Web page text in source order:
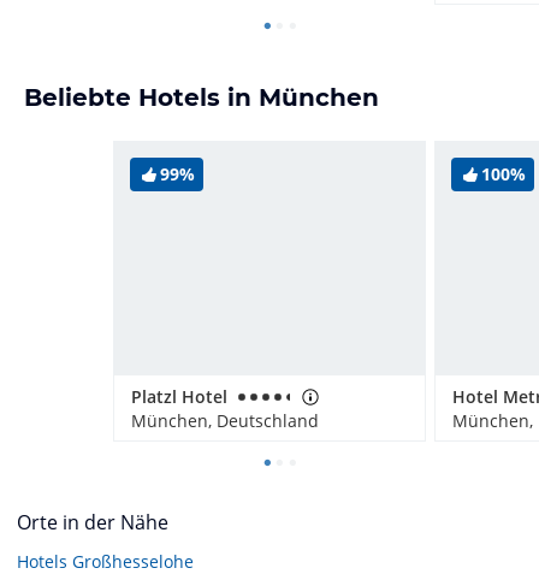
Beliebte Hotels in München
99%
Platzl Hotel
München, Deutschland
100%
Orte in der Nähe
Hotels Großhesselohe